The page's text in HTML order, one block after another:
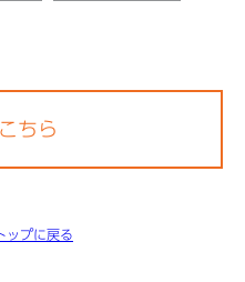
ちら
プに戻る